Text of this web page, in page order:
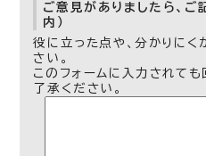
ご意見がありましたら、ご
内）
役に立った点や、分かりに
さい。
このフォームに入力されて
了承ください。